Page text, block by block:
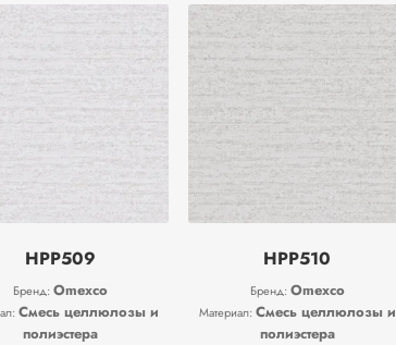
HPP509
Бренд: Omexco
Смесь целлюлозы и
полиэстера
HPP510
Бренд: Omexco
Материал: Смесь целлюлозы и
полиэстера